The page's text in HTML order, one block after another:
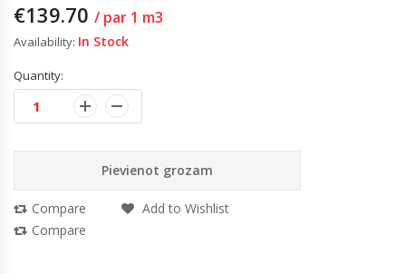
€139.70 / par 1 m3
Availability: In Stock
Quantity:
Pievienot grozam
Compare
Add to Wishlist
Compare